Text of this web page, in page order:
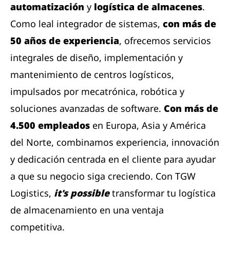
automatización y logística de almacenes.
Como leal integrador de sistemas, con más de
50 años de experiencia, ofrecemos servicios
integrales de diseño, implementación y
mantenimiento de centros logísticos,
impulsados ​​por mecatrónica, robótica y
soluciones avanzadas de software. Con más de
4.500 empleados en Europa, Asia y América
del Norte, combinamos experiencia, innovación
y dedicación centrada en el cliente para ayudar
a que su negocio siga creciendo. Con TGW
Logistics, it's possibletransformar tu logística
de almacenamiento en una ventaja
competitiva.